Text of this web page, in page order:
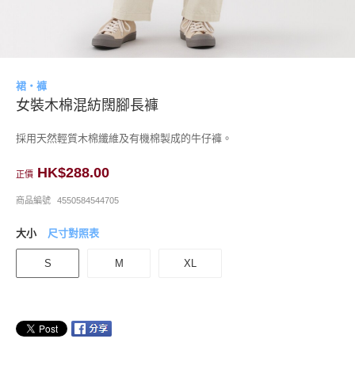
裙・褲
女裝木棉混紡闊腳長褲
採用天然輕質木棉纖維及有機棉製成的牛仔褲。
正價 HK$288.00
商品編號 4550584544705
大小 尺寸對照表
S M XL